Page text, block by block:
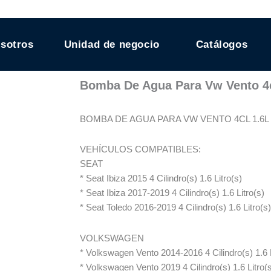
Unidad de negocio Catálogos
Bomba De Agua Para Vw Vento
BOMBA DE AGUA PARA VW VENTO 4CL
VEHÍCULOS COMPATIBLES:
SEAT
* Seat Ibiza 2015 4 Cilindro(s) 1.6 Litro(s)
* Seat Ibiza 2017-2019 4 Cilindro(s) 1.6 Litro(s)
* Seat Toledo 2016-2019 4 Cilindro(s) 1.6 Litro(s)
VOLKSWAGEN
* Volkswagen Vento 2014-2016 4 Cilindro(s) 1.6
* Volkswagen Vento 2019 4 Cilindro(s) 1.6